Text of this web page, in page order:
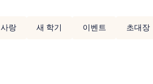
사랑 새 학기 이벤트 초대장